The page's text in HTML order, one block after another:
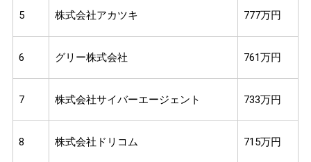
5 株式会社アカツキ 777万円
6 グリー株式会社 761万円
7 株式会社サイバーエージェント 733万円
8 株式会社ドリコム 715万円